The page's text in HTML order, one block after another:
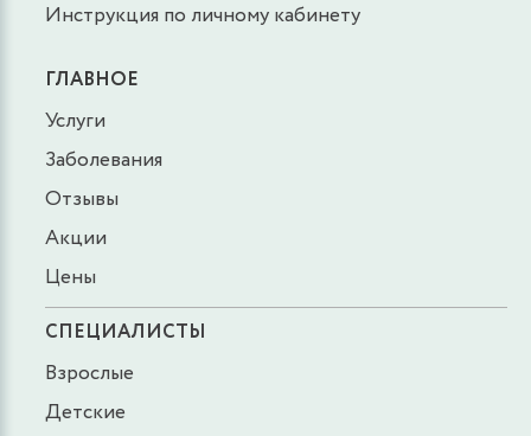
Инструкция по личному кабинету
ГЛАВНОЕ
Услуги
Заболевания
Отзывы
Акции
Цены
СПЕЦИАЛИСТЫ
Взрослые
Детские